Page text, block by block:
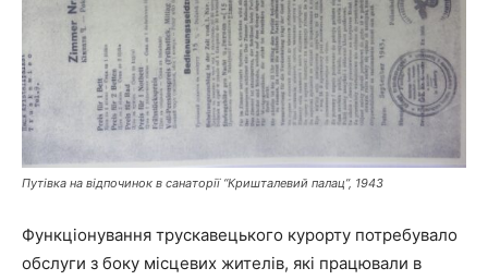
Путівка на відпочинок в санаторії “Кришталевий палац”, 1943
Функціонування трускавецького курорту потребувало
обслуги з боку місцевих жителів, які працювали в